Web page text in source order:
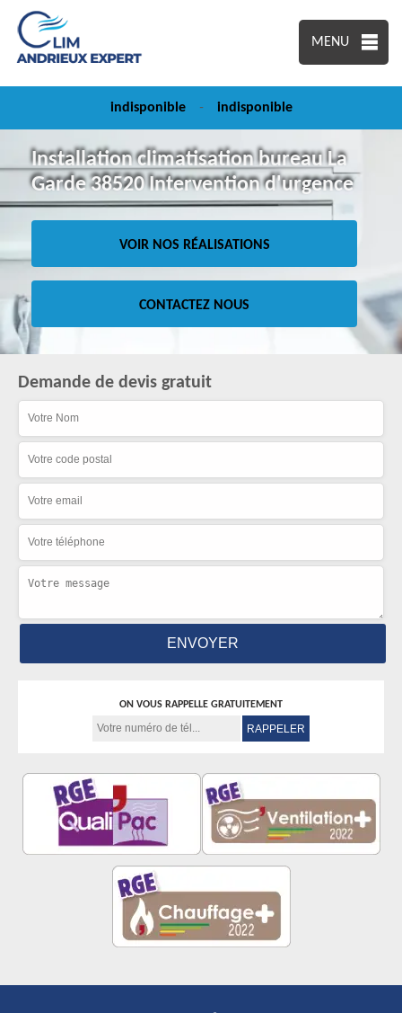
MENU
indisponible - indisponible
Installation climatisation bureau La
Garde 38520 Intervention d'urgence
VOIR NOS RÉALISATIONS
CONTACTEZ NOUS
Demande de devis gratuit
ON VOUS RAPPELLE GRATUITEMENT